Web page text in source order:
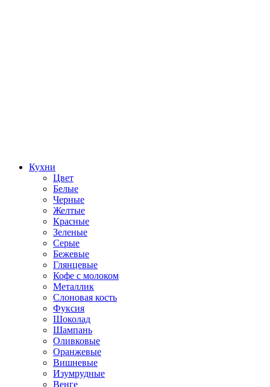
Кухни
Цвет
Белые
Черные
Желтые
Красные
Зеленые
Серые
Бежевые
Глянцевые
Кофе с молоком
Металлик
Слоновая кость
Фуксия
Шоколад
Шампань
Оливковые
Оранжевые
Вишневые
Изумрудные
Венге